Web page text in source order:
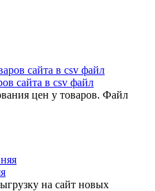
сайта в csv файл
цен у товаров. Файл
на сайт новых